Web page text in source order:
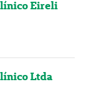
Eireli
Ltda